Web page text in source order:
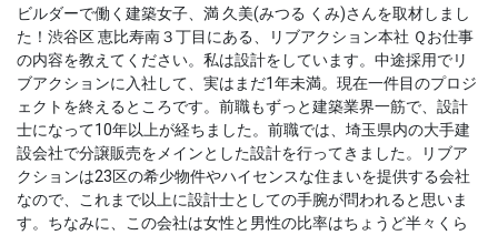
ビルダーで働く建築女子、満 久美(みつる くみ)さんを取材しまし
た！渋谷区 恵比寿南３丁目にある、リブアクション本社 Ｑお仕事
の内容を教えてください。私は設計をしています。中途採用でリ
ブアクションに入社して、実はまだ1年未満。現在一件目のプロジ
ェクトを終えるところです。前職もずっと建築業界一筋で、設計
士になって10年以上が経ちました。前職では、埼玉県内の大手建
設会社で分譲販売をメインとした設計を行ってきました。リブア
クションは23区の希少物件やハイセンスな住まいを提供する会社
なので、これまで以上に設計士としての手腕が問われると思いま
す。ちなみに、この会社は女性と男性の比率はちょうど半々くら